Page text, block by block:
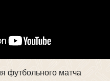
футбольного матча